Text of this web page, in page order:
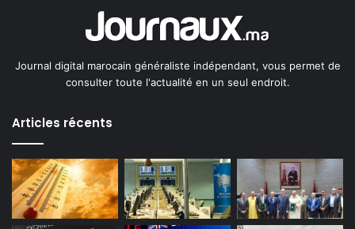
Journal digital marocain généraliste indépendant, vous permet de
consulter toute l'actualité en un seul endroit.
Articles récents